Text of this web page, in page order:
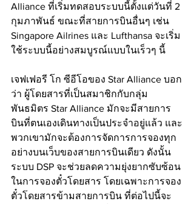
Alliance ที่เริ่มทดสอบระบบนี้ตั้งแต่วันที่ 2
กุมภาพันธ์ ขณะที่สายการบินอื่นๆ เช่น
Singapore Ailrines และ Lufthansa จะเริ่ม
ใช้ระบบนี้อย่างสมบูรณ์แบบในเร็วๆ นี้
เจฟเฟอรี โก ซีอีโอของ Star Alliance บอก
ว่า ผู้โดยสารที่เป็นสมาชิกกับกลุ่ม
พันธมิตร Star Alliance มักจะมีสายการ
บินที่ตนเองเดินทางเป็นประจำอยู่แล้ว และ
พวกเขามักจะต้องการจัดการการจองทุก
อย่างบนเว็บของสายการบินเดียว ดังนั้น
ระบบ DSP จะช่วยลดความยุ่งยากซับซ้อน
ในการจองตั๋วโดยสาร โดยเฉพาะการจอง
ตั๋วโดยสารข้ามสายการบิน ที่ต่อไปนี้จะ